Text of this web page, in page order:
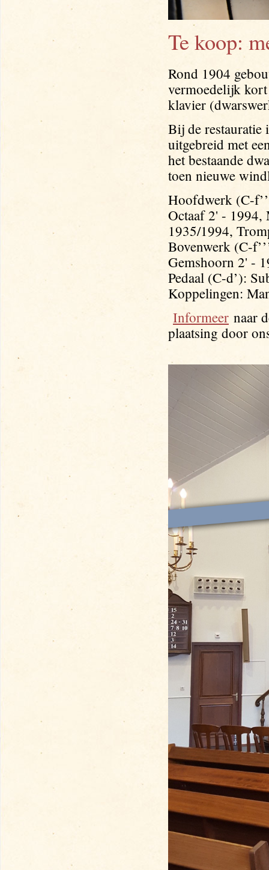
Te koop:
Rond 1904
vermoedelijk kort
klavier
Bij de restauratie
uitgebreid met
het bestaande
toen nieuwe
Hoofdwerk (C-
Octaaf 2' -
1935/1994,
Bovenwerk (C-
Gemshoorn 2' -
Pedaal (C-d’):
Koppelingen:
Informeer naar
plaatsing door